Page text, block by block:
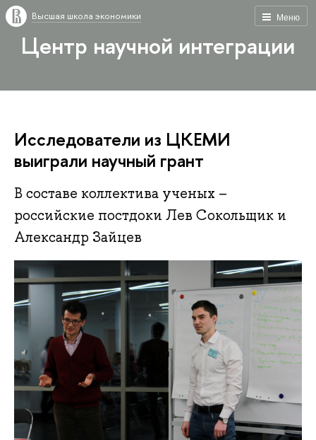
Меню
Высшая школа экономики
Центр научной интеграции
Исследователи из ЦКЕМИ
выиграли научный грант
В составе коллектива ученых –
российские постдоки Лев Сокольщик и
Александр Зайцев